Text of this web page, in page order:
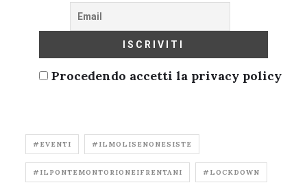
Procedendo accetti la privacy policy
#EVENTI #ILMOLISENONESISTE
#ILPONTEMONTORIONEIFRENTANI #LOCKDOWN